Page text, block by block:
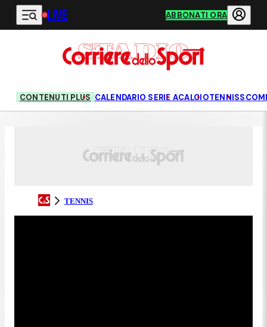
Vai al contenuto principale
LIVE ABBONATI ORA
CONTENUTI PLUS CALENDARIO SERIE ACALCIOTENNIS
TENNIS